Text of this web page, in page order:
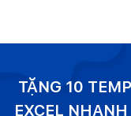
TẶNG 10
EXCEL